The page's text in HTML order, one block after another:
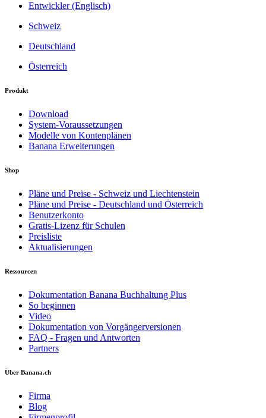
Entwickler (Englisch)
Schweiz
Deutschland
Österreich
Produkt
Download
System-Voraussetzungen
Modelle von Kontenplänen
Banana Erweiterungen
Shop
Pläne und Preise - Schweiz und Liechtenstein
Pläne und Preise - Deutschland und Österreich
Benutzerkonto
Gratis-Lizenz für Schulen
Preisliste
Aktualisierungen
Ressourcen
Dokumentation Banana Buchhaltung Plus
So beginnen
Video
Dokumentation von Vorgängerversionen
FAQ - Fragen und Antworten
Partners
Über Banana.ch
Firma
Blog